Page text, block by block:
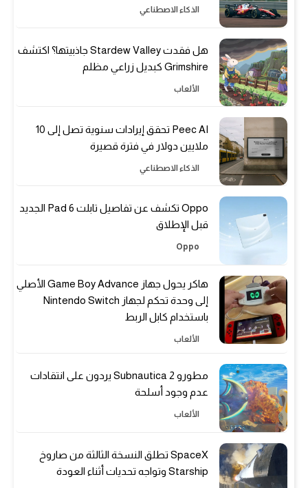
الذكاء الاصطناعي
هل فقدت Stardew Valley جاذبيتها؟ اكتشف
Grimshire كبديل زراعي مظلم
الألعاب
Peec AI تحقق إيرادات سنوية تصل إلى 10
ملايين دولار في فترة قصيرة
الذكاء الاصطناعي
Oppo تكشف عن تفاصيل تابلت Pad 6 الجديد
قبل الإطلاق
Oppo
هاكر يحول جهاز Game Boy Advance الأصلي
إلى وحدة تحكم لجهاز Nintendo Switch
باستخدام كابل الربط
الألعاب
مطورو Subnautica 2 يردون على انتقادات
عدم وجود أسلحة
الألعاب
SpaceX تطلق النسخة الثالثة من صاروخ
Starship وتواجه تحديات أثناء العودة